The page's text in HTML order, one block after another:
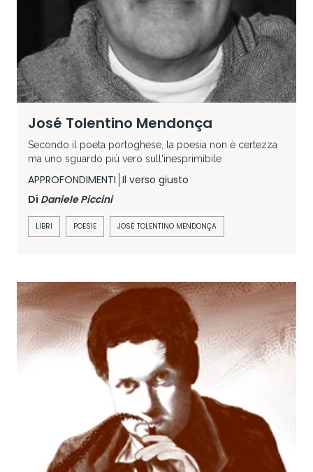
José Tolentino Mendonça
Secondo il poeta portoghese, la poesia non è certezza
ma uno sguardo più vero sull'inesprimibile
APPROFONDIMENTI Il verso giusto
Di Daniele Piccini
LIBRI POESIE JOSÉ TOLENTINO MENDONÇA